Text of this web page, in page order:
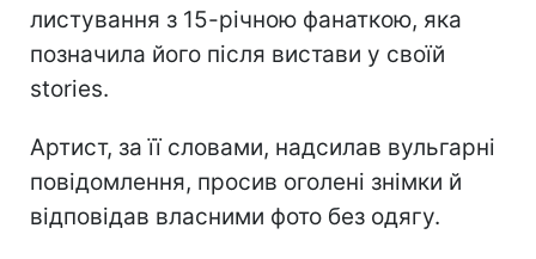
листування з 15-річною фанаткою, яка
позначила його після вистави у своїй
stories.
Артист, за її словами, надсилав вульгарні
повідомлення, просив оголені знімки й
відповідав власними фото без одягу.